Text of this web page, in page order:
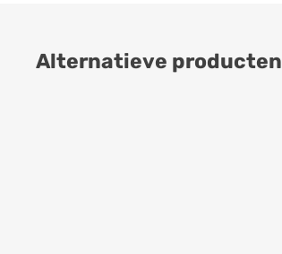
Alternatieve producten